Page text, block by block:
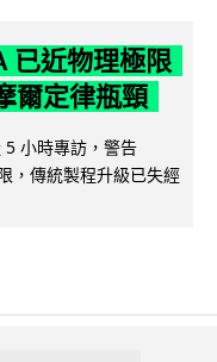
已近物理極限
爾定律瓶頸
小時專訪，警告
，傳統製程升級已失經